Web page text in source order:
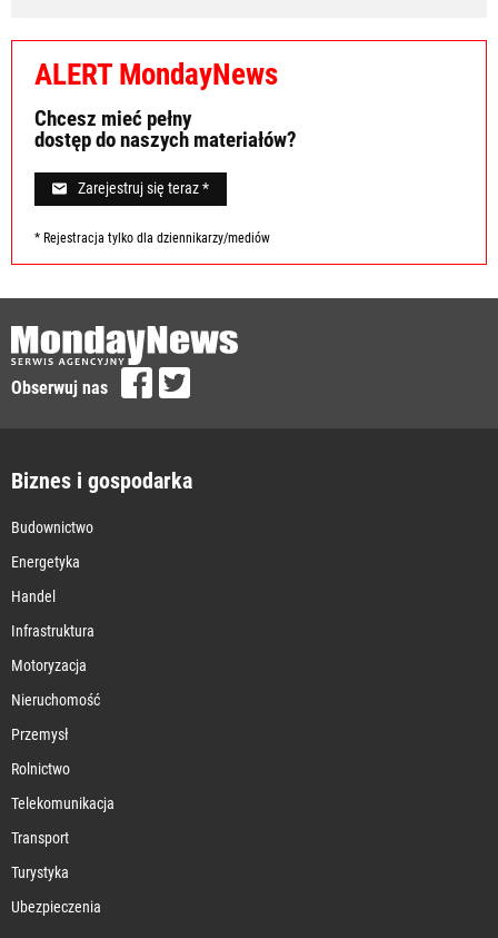
ALERT MondayNews
Chcesz mieć pełny
dostęp do naszych materiałów?
Zarejestruj się teraz *
* Rejestracja tylko dla dziennikarzy/mediów
Obserwuj nas
Biznes i gospodarka
Budownictwo
Energetyka
Handel
Infrastruktura
Motoryzacja
Nieruchomość
Przemysł
Rolnictwo
Telekomunikacja
Transport
Turystyka
Ubezpieczenia